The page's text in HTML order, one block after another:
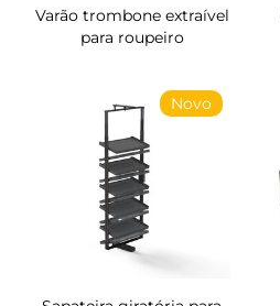
Varão trombone extraível
para roupeiro
Novo